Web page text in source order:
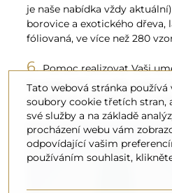
je naše nabídka vždy
borovice a exotického dřeva,
fóliovaná, ve více než 280
Pomoc realizovat Vaši
bezplatné 3D modely našich
usnadní proces návrhu a
Tato webová stránka
soubory cookie třetích stran,
své služby a na základě
procházení webu vám
odpovídající vašim
používáním souhlasit,